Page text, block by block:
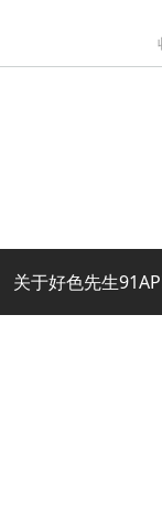
关于好色先生